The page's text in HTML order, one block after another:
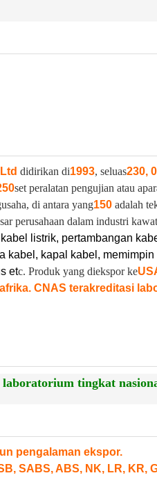
didirikan di1993, seluas230,
set peralatan pengujian atau
di antara yang150 adalah
perusahaan dalam industri
listrik, pertambangan
kabel, kapal kabel, memimpin
etc. Produk yang diekspor ke
CNAS terakreditasi
tingkat
pengalaman ekspor.
SABS, ABS, NK, LR, KR,